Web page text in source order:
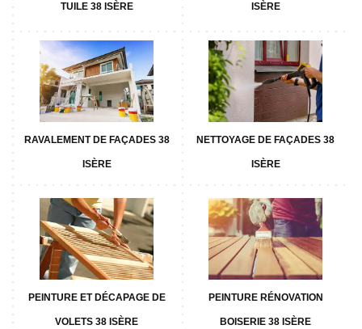
TUILE 38 ISÈRE ISÈRE
RAVALEMENT DE FAÇADES 38
ISÈRE
NETTOYAGE DE FAÇADES 38
ISÈRE
PEINTURE ET DÉCAPAGE DE
VOLETS 38 ISÈRE
PEINTURE RÉNOVATION
BOISERIE 38 ISÈRE